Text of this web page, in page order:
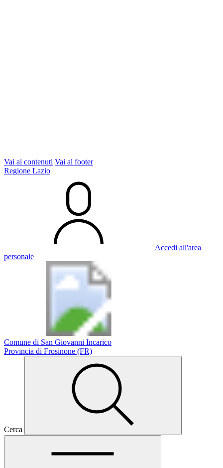
Vai ai contenuti Vai al footer
Regione Lazio
Accedi all'area
personale
Comune di San Giovanni Incarico
Provincia di Frosinone (FR)
Cerca